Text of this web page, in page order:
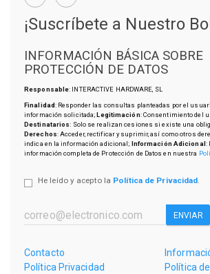
¡Suscríbete a Nuestro
INFORMACIÓN BÁSICA SOBRE
PROTECCIÓN DE DATOS
Responsable: INTERACTIVE HARDWARE, SL
Finalidad: Responder las consultas planteadas por el
información solicitada;Legitimación: Consentimiento del
Destinatarios: Solo se realizan cesiones si existe una
Derechos: Acceder, rectificar y suprimir, así como otros
indica en la información adicional; Información Adicional:
información completa de Protección de Datos en nuestra
He leído y acepto la Política de Privacidad.
ENVIAR
Contacto
Política Privacidad
Política